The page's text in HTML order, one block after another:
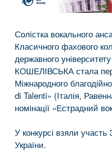
Солістка вокального
Класичного фахового
державного
КОШЕЛІВСЬКА стала
Міжнародного
di Talenti» (Італія,
номінації «Естрадний
У конкурсі взяли участь
України.